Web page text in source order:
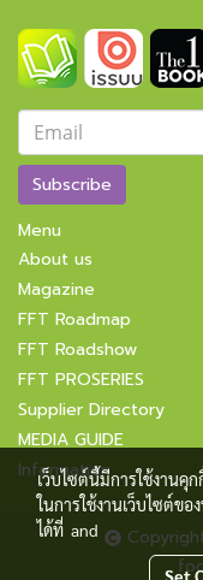
Subscribe
Menu
About us
Magazine
FFT Roadmap
FFT Roadshow
FFT PROSERIES
Supplier Directory
MEDIA GUIDE
Information
เว็บไซต์นี้มีการใช้งาน
ในการใช้งานเว็บไซต์ข
ได้ที่ and
Set